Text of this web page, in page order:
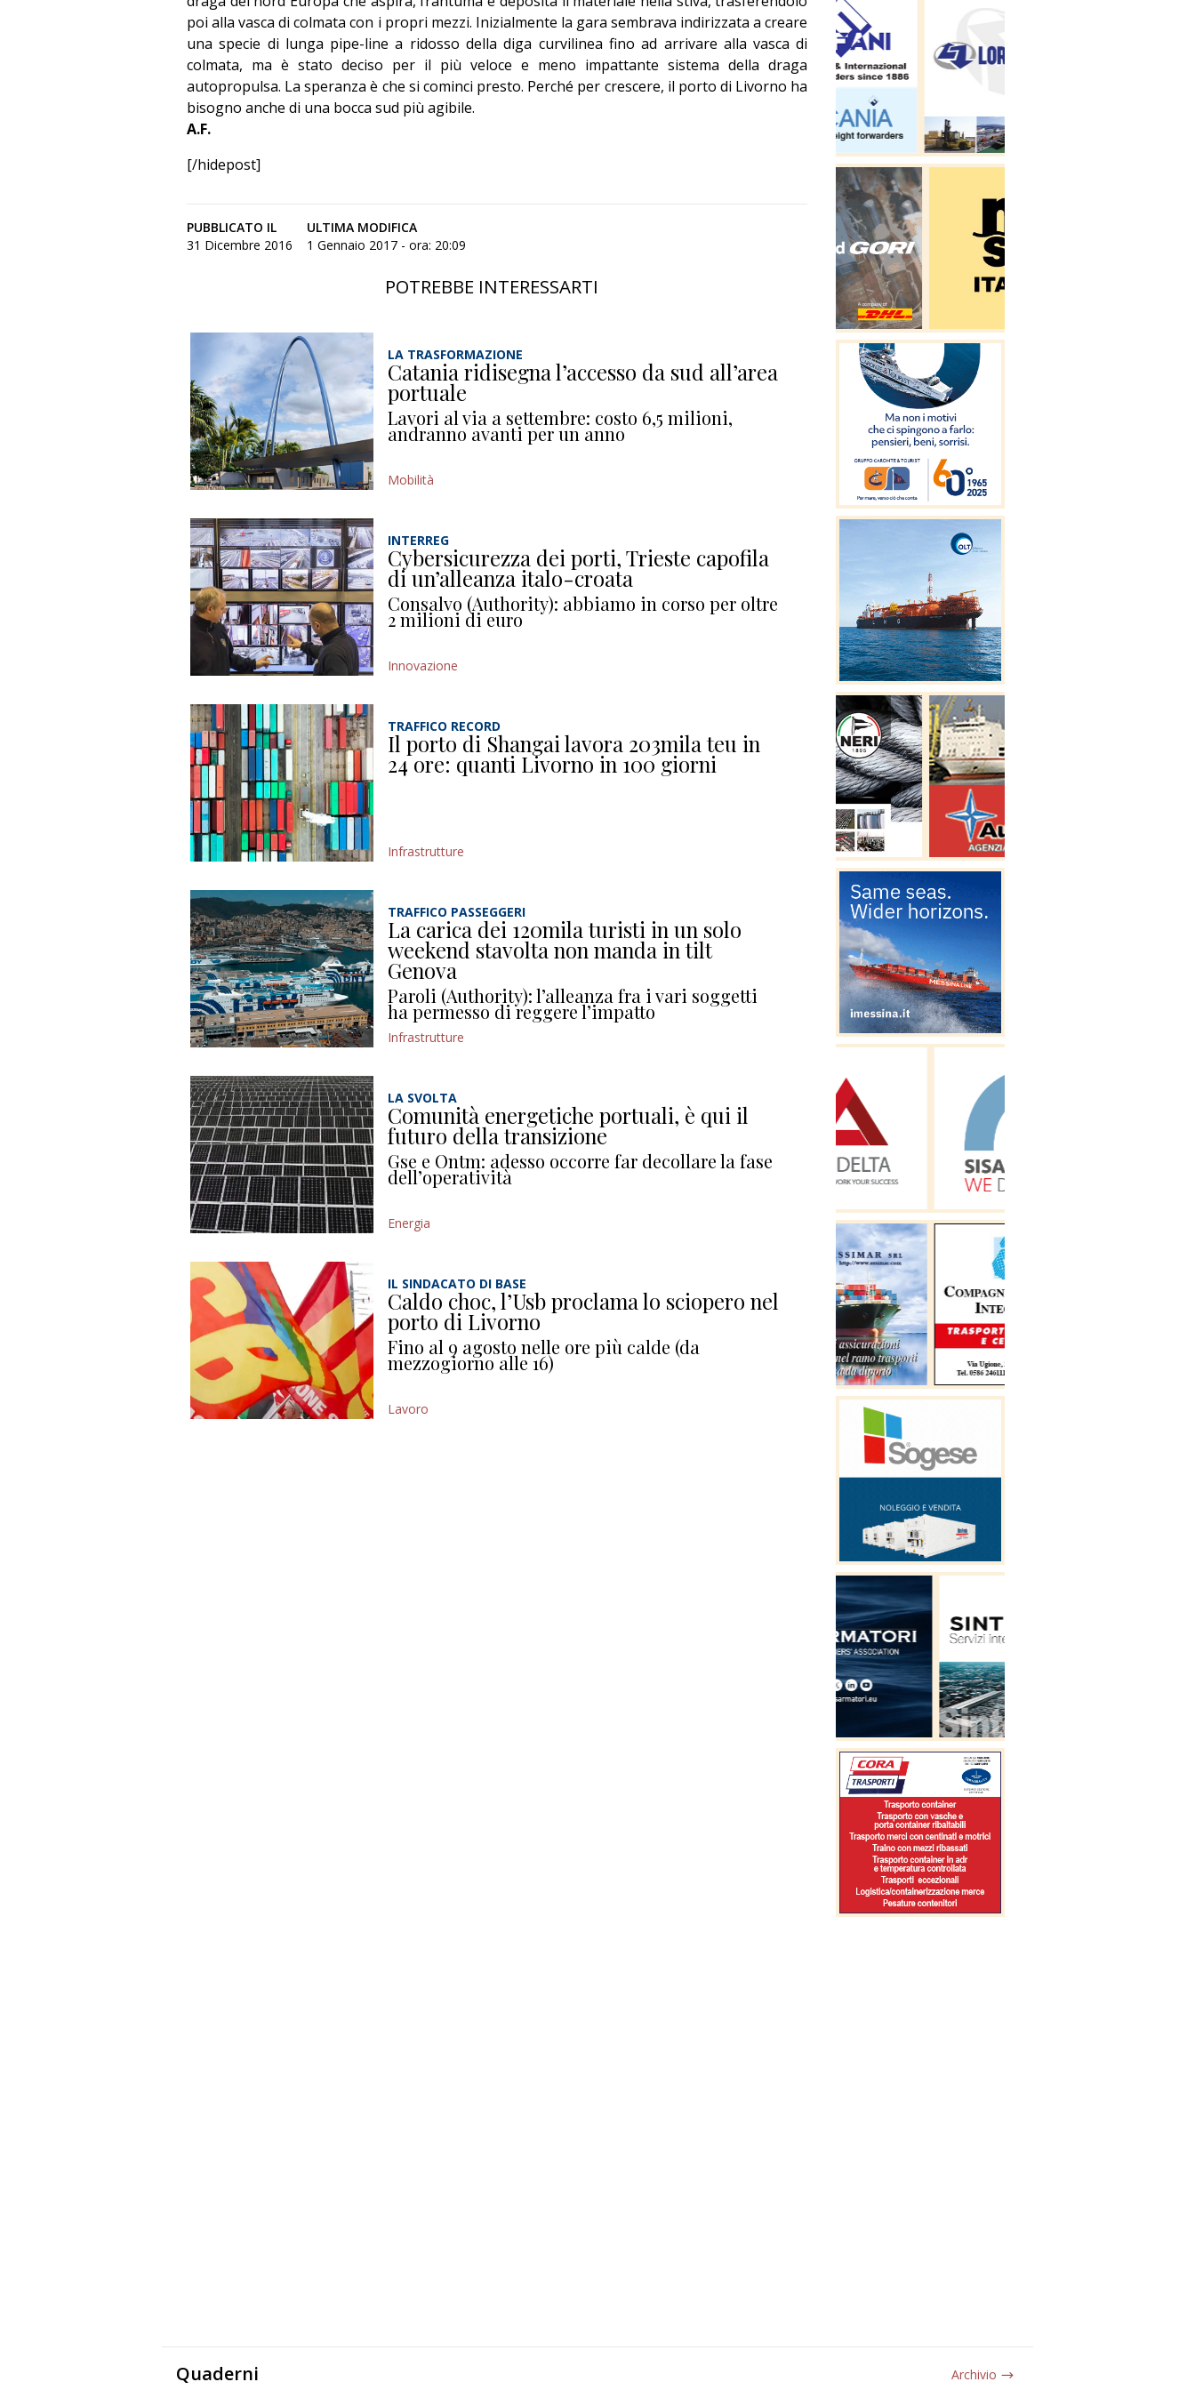
poi alla vasca di colmata con i propri mezzi. Inizialmente la gara sembrava indirizzata a creare
una specie di lunga pipe-line a ridosso della diga curvilinea fino ad arrivare alla vasca di
colmata, ma è stato deciso per il più veloce e meno impattante sistema della draga
autopropulsa. La speranza è che si cominci presto. Perché per crescere, il porto di Livorno ha
bisogno anche di una bocca sud più agibile.
A.F.
[/hidepost]
PUBBLICATO IL
31 Dicembre 2016
ULTIMA MODIFICA
1 Gennaio 2017 - ora: 20:09
POTREBBE INTERESSARTI
LA TRASFORMAZIONE
Catania ridisegna l’accesso da sud all’area
portuale
Lavori al via a settembre: costo 6,5 milioni,
andranno avanti per un anno
Mobilità
INTERREG
Cybersicurezza dei porti, Trieste capofila
di un’alleanza italo-croata
Consalvo (Authority): abbiamo in corso per oltre
2 milioni di euro
Innovazione
TRAFFICO RECORD
Il porto di Shangai lavora 203mila teu in
24 ore: quanti Livorno in 100 giorni
Infrastrutture
TRAFFICO PASSEGGERI
La carica dei 120mila turisti in un solo
weekend stavolta non manda in tilt
Genova
Paroli (Authority): l’alleanza fra i vari soggetti
ha permesso di reggere l’impatto
Infrastrutture
LA SVOLTA
Comunità energetiche portuali, è qui il
futuro della transizione
Gse e Ontm: adesso occorre far decollare la fase
dell’operatività
Energia
IL SINDACATO DI BASE
Caldo choc, l’Usb proclama lo sciopero nel
porto di Livorno
Fino al 9 agosto nelle ore più calde (da
mezzogiorno alle 16)
Lavoro
Quaderni Archivio